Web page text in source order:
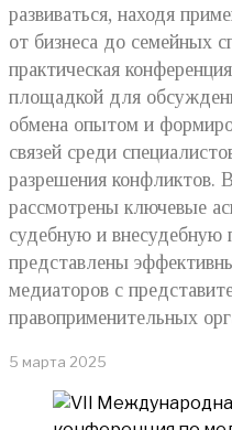
развиваться, находя
от бизнеса до семейных
практическая
площадкой для
обмена опытом и
связей среди
разрешения конфликтов.
рассмотрены ключевые
судебную и внесудебную
представлены
медиаторов с
правоприменительных
5 марта 2025